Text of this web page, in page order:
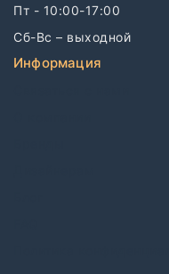
Пт - 10:00-17:00
Сб-Вс – выходной
Информация